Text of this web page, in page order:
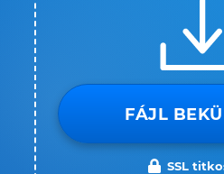
FÁJL
SSL